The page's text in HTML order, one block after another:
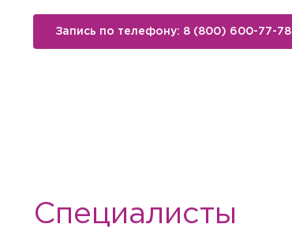
Запись по телефону: 8 (800) 600-77-78
Специалисты